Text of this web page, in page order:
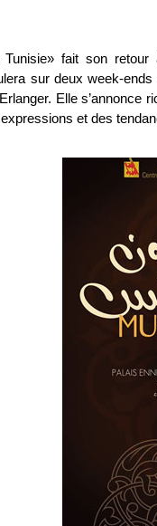
Tunisie» fait son
sur deux week-
Elle
et des